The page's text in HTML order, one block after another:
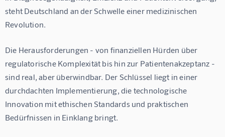
steht Deutschland an der Schwelle einer medizinischen
Revolution.
Die Herausforderungen - von finanziellen Hürden über
regulatorische Komplexität bis hin zur Patientenakzeptanz -
sind real, aber überwindbar. Der Schlüssel liegt in einer
durchdachten Implementierung, die technologische
Innovation mit ethischen Standards und praktischen
Bedürfnissen in Einklang bringt.